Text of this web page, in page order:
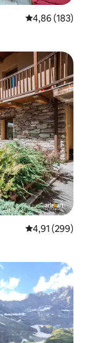
Średnia
4,86 (183)
Średnia
4,91 (299)